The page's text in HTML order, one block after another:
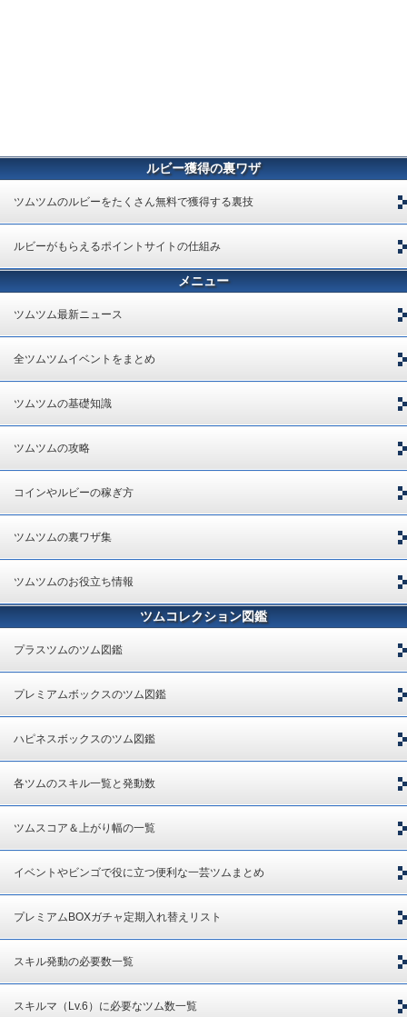
ルビー獲得の裏ワザ
ツムツムのルビーをたくさん無料で獲得する裏技
ルビーがもらえるポイントサイトの仕組み
メニュー
ツムツム最新ニュース
全ツムツムイベントをまとめ
ツムツムの基礎知識
ツムツムの攻略
コインやルビーの稼ぎ方
ツムツムの裏ワザ集
ツムツムのお役立ち情報
ツムコレクション図鑑
プラスツムのツム図鑑
プレミアムボックスのツム図鑑
ハピネスボックスのツム図鑑
各ツムのスキル一覧と発動数
ツムスコア＆上がり幅の一覧
イベントやビンゴで役に立つ便利な一芸ツムまとめ
プレミアムBOXガチャ定期入れ替えリスト
スキル発動の必要数一覧
スキルマ（Lv.6）に必要なツム数一覧